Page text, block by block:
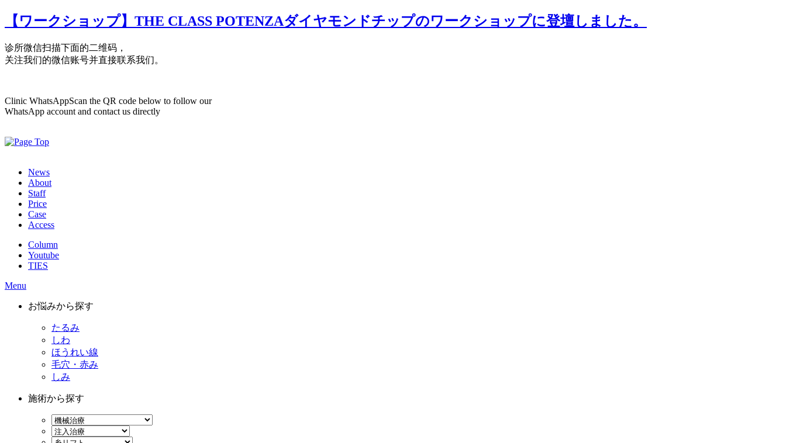
【ワークショップ】THE CLASS POTENZAダイヤモンドチップのワークショップに登壇しました。
诊所微信扫描下面的二维码，
关注我们的微信账号并直接联系我们。
Clinic WhatsAppScan the QR code below to follow our
WhatsApp account and contact us directly
News
About
Staff
Price
Case
Access
Column
Youtube
TIES
Menu
お悩みから探す
たるみ
しわ
ほうれい線
毛穴・赤み
しみ
施術から探す